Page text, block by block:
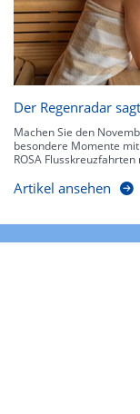
Der Regenradar
Machen Sie den
besondere Momente
ROSA
Artikel ansehen